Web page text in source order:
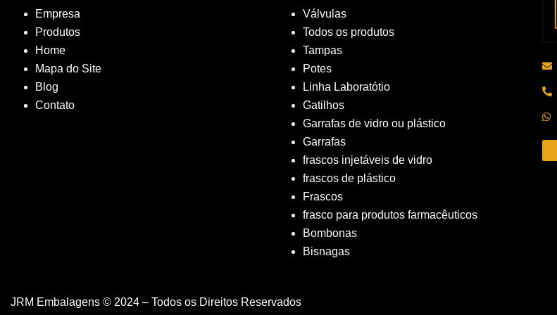
Empresa
Produtos
Home
Mapa do Site
Blog
Contato
Válvulas
Todos os produtos
Tampas
Potes
Linha Laboratótio
Gatilhos
Garrafas de vidro ou plástico
Garrafas
frascos injetáveis de vidro
frascos de plástico
Frascos
frasco para produtos farmacêuticos
Bombonas
Bisnagas
JRM Embalagens © 2024 – Todos os Direitos Reservados